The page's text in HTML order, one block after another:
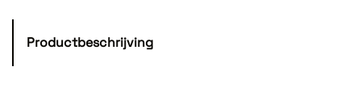
Productbeschrijving